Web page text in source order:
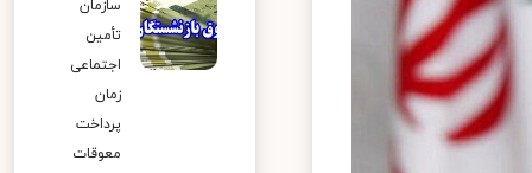
سازمان
تأمین
اجتماعی
زمان
پرداخت
معوقات